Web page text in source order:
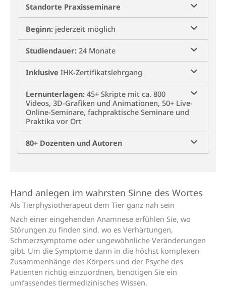
Standorte Praxisseminare
Beginn: jederzeit möglich
Studiendauer: 24 Monate
Inklusive IHK-Zertifikatslehrgang
Lernunterlagen: 45+ Skripte mit ca. 800
Videos, 3D-Grafiken und Animationen, 50+ Live-
Online-Seminare, fachpraktische Seminare und
Praktika vor Ort
80+ Dozenten und Autoren
Qualitätssiegel der
Weiterbildung
Hand anlegen im wahrsten Sinne des Wortes
Als Tierphysio­therapeut dem Tier ganz nah sein
Nach einer eingehenden Anamnese erfühlen Sie, wo
Störungen zu finden sind, wo es Verhärtungen,
Schmerzsymptome oder ungewöhnliche Veränderungen
gibt. Um die Symptome dann in die höchst komplexen
Zusammenhänge des Körpers und der Psyche des
Patienten richtig einzuordnen, benötigen Sie ein
umfassendes tiermedizinisches Wissen.